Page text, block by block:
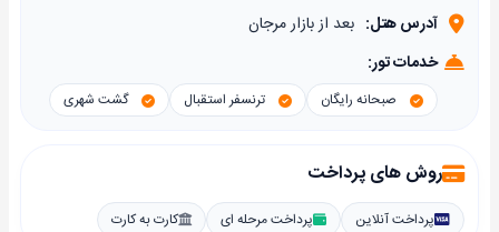
آدرس هتل: بعد از بازار مرجان
خدمات تور:
صبحانه رایگان ترنسفر استقبال گشت شهری
روش های پرداخت
پرداخت آنلاین پرداخت مرحله ای کارت به کارت